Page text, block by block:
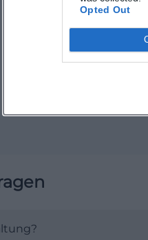
Opted Out
Open in